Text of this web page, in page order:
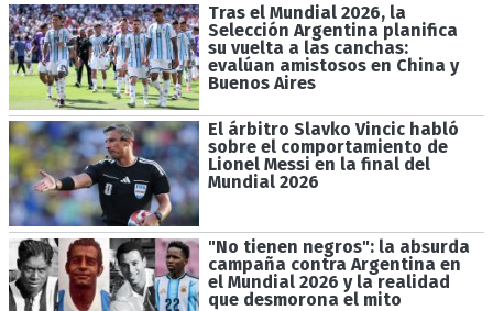
Tras el Mundial 2026, la
Selección Argentina planifica
su vuelta a las canchas:
evalúan amistosos en China y
Buenos Aires
El árbitro Slavko Vincic habló
sobre el comportamiento de
Lionel Messi en la final del
Mundial 2026
"No tienen negros": la absurda
campaña contra Argentina en
el Mundial 2026 y la realidad
que desmorona el mito